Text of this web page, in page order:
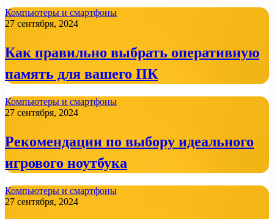
Компьютеры и смартфоны
27 сентября, 2024
Как правильно выбрать оперативную
память для вашего ПК
Компьютеры и смартфоны
27 сентября, 2024
Рекомендации по выбору идеального
игрового ноутбука
Компьютеры и смартфоны
27 сентября, 2024